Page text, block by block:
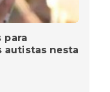
para
autistas nesta